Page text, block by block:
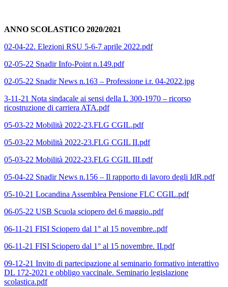
ANNO SCOLASTICO 2020/2021
02-04-22. Elezioni RSU 5-6-7 aprile 2022.pdf
02-05-22 Snadir Info-Point n.149.pdf
02-05-22 Snadir News n.163 – Professione i.r. 04-2022.jpg
3-11-21 Nota sindacale ai sensi della L 300-1970 – ricorso
ricostruzione di carriera ATA.pdf
05-03-22 Mobilità 2022-23.FLG CGIL.pdf
05-03-22 Mobilità 2022-23.FLG CGIL II.pdf
05-03-22 Mobilità 2022-23.FLG CGIL III.pdf
05-04-22 Snadir News n.156 – Il rapporto di lavoro degli IdR.pdf
05-10-21 Locandina Assemblea Pensione FLC CGIL.pdf
06-05-22 USB Scuola sciopero del 6 maggio..pdf
06-11-21 FISI Sciopero dal 1° al 15 novembre..pdf
06-11-21 FISI Sciopero dal 1° al 15 novembre. II.pdf
09-12-21 Invito di partecipazione al seminario formativo interattivo
DL 172-2021 e obbligo vaccinale. Seminario legislazione
scolastica.pdf